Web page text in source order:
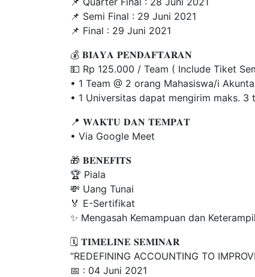
📌 Semi Final : 29 Juni 2021
📌 Final : 29 Juni 2021
💰 𝐁𝐈𝐀𝐘𝐀 𝐏𝐄𝐍𝐃𝐀𝐅𝐓𝐀𝐑𝐀𝐍
💵 Rp 125.000 / Team ( Include Tiket
• 1 Team @ 2 orang Mahasiswa/i
• 1 Universitas dapat mengirim maks. 3
📍 𝐖𝐀𝐊𝐓𝐔 𝐃𝐀𝐍 𝐓𝐄𝐌𝐏𝐀𝐓
• Via Google Meet
🎁 𝐁𝐄𝐍𝐄𝐅𝐈𝐓𝐒
🏆 Piala
💸 Uang Tunai
🏅 E-Sertifikat
✨ Mengasah Kemampuan dan
🗓 𝐓𝐈𝐌𝐄𝐋𝐈𝐍𝐄 𝐒𝐄𝐌𝐈𝐍𝐀𝐑
“REDEFINING ACCOUNTING TO
📅 : 04 Juni 2021